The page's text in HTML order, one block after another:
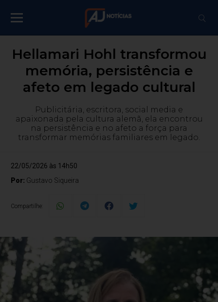
Hellamari Hohl transformou
memória, persistência e
afeto em legado cultural
Publicitária, escritora, social media e
apaixonada pela cultura alemã, ela encontrou
na persistência e no afeto a força para
transformar memórias familiares em legado.
22/05/2026 às 14h50
Por: Gustavo Siqueira
Compartilhe: